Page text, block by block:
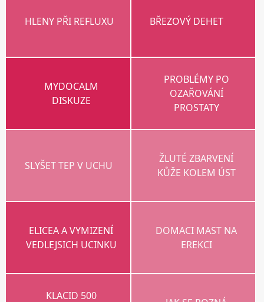
HLENY PŘI REFLUXU BŘEZOVÝ DEHET
MYDOCALM
DISKUZE
PROBLÉMY PO
OZAŘOVÁNÍ
PROSTATY
SLYŠET TEP V UCHU
ŽLUTÉ ZBARVENÍ
KŮŽE KOLEM ÚST
ELICEA A VYMIZENÍ
VEDLEJSICH UCINKU
DOMACI MAST NA
EREKCI
KLACID 500